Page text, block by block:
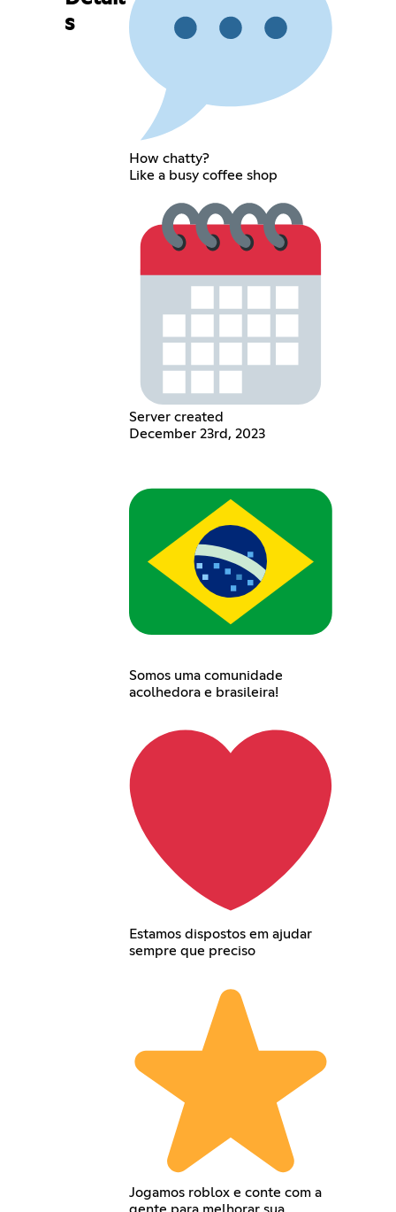
s
How chatty?
Like a busy coffee shop
Server created
December 23rd, 2023
Somos uma comunidade
acolhedora e brasileira!
Estamos dispostos em ajudar
sempre que preciso
Jogamos roblox e conte com a